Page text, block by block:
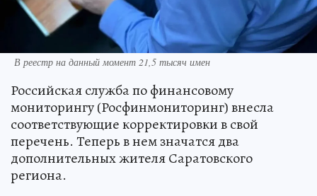
В реестр на данный момент 21,5 тысяч имен
Российская служба по финансовому
мониторингу (Росфинмониторинг) внесла
соответствующие корректировки в свой
перечень. Теперь в нем значатся два
дополнительных жителя Саратовского
региона.